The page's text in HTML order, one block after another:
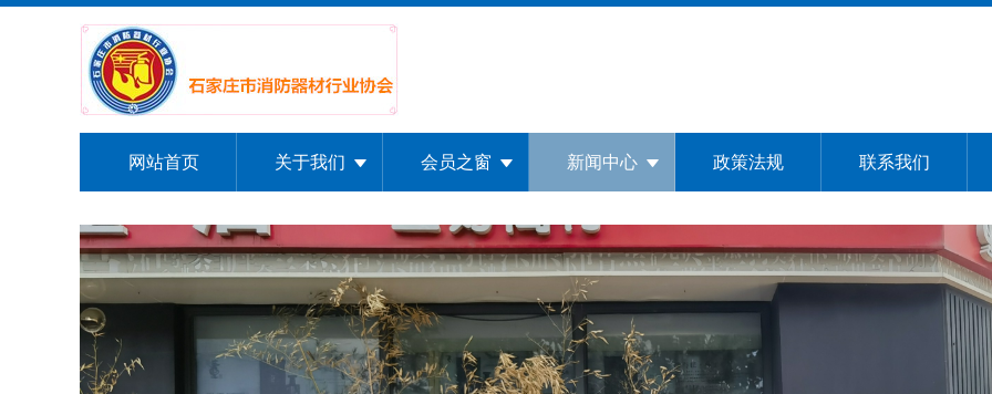
网站首页 关于我们 会员之窗 新闻中心 政策法规 联系我们